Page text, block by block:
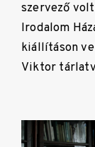
szervező
Irodalom
kiállításon
Viktor